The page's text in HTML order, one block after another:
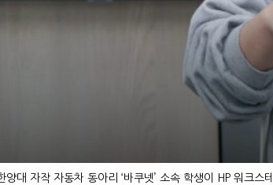
양대 자작 자동차 동아리 ‘바쿠넷’ 소속 학생이 HP 워크